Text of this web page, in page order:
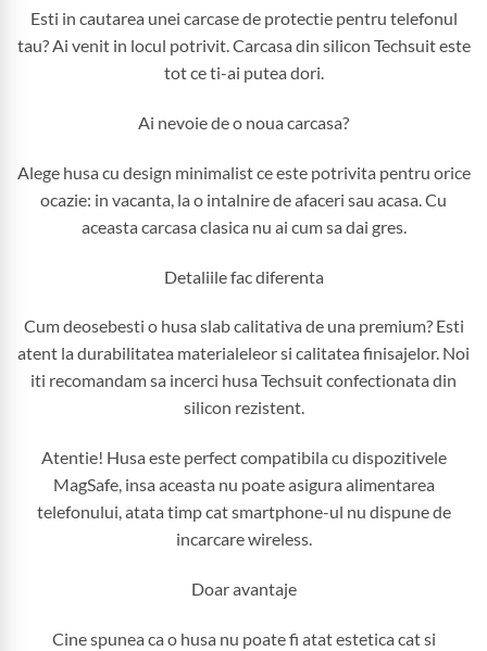
Esti in cautarea unei carcase de protectie pentru telefonul
tau? Ai venit in locul potrivit. Carcasa din silicon Techsuit este
tot ce ti-ai putea dori.
Ai nevoie de o noua carcasa?
Alege husa cu design minimalist ce este potrivita pentru orice
ocazie: in vacanta, la o intalnire de afaceri sau acasa. Cu
aceasta carcasa clasica nu ai cum sa dai gres.
Detaliile fac diferenta
Cum deosebesti o husa slab calitativa de una premium? Esti
atent la durabilitatea materialeleor si calitatea finisajelor. Noi
iti recomandam sa incerci husa Techsuit confectionata din
silicon rezistent.
Atentie! Husa este perfect compatibila cu dispozitivele
MagSafe, insa aceasta nu poate asigura alimentarea
telefonului, atata timp cat smartphone-ul nu dispune de
incarcare wireless.
Doar avantaje
Cine spunea ca o husa nu poate fi atat estetica cat si